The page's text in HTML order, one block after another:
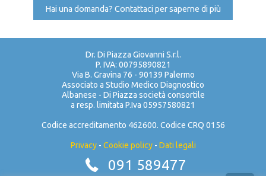
Hai una domanda? Contattaci per saperne di più
Dr. Di Piazza Giovanni S.r.l.
P. IVA: 00795890821
Via B. Gravina 76 - 90139 Palermo
Associato a Studio Medico Diagnostico
Albanese - Di Piazza società consortile
a resp. limitata P.Iva 05957580821
Codice accreditamento 462600. Codice CRQ 0156
Privacy- Cookie policy- Dati legali
091 589477